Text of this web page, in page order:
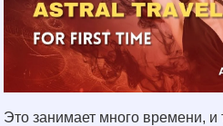
Это занимает много времени, и